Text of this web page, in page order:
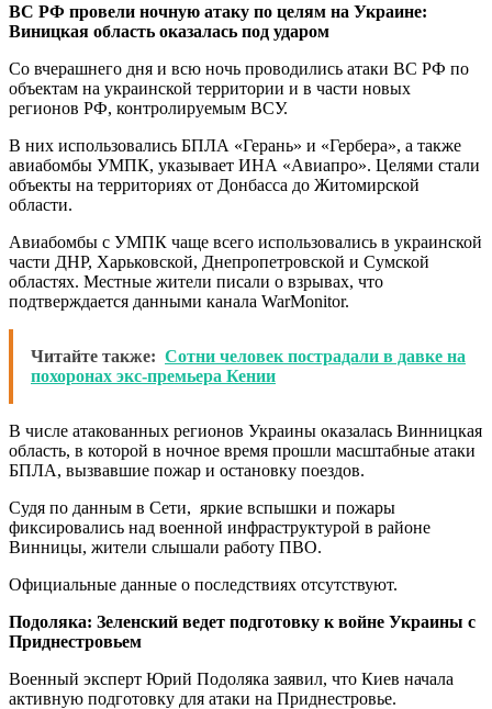
ВС РФ провели ночную атаку по целям на Украине:
Виницкая область оказалась под ударом
Со вчерашнего дня и всю ночь проводились атаки ВС РФ по
объектам на украинской территории и в части новых
регионов РФ, контролируемым ВСУ.
В них использовались БПЛА «Герань» и «Гербера», а также
авиабомбы УМПК, указывает ИНА «Авиапро». Целями стали
объекты на территориях от Донбасса до Житомирской
области.
Авиабомбы с УМПК чаще всего использовались в украинской
части ДНР, Харьковской, Днепропетровской и Сумской
областях. Местные жители писали о взрывах, что
подтверждается данными канала WarMonitor.
Читайте также: Сотни человек пострадали в давке на
похоронах экс-премьера Кении
В числе атакованных регионов Украины оказалась Винницкая
область, в которой в ночное время прошли масштабные атаки
БПЛА, вызвавшие пожар и остановку поездов.
Судя по данным в Сети, яркие вспышки и пожары
фиксировались над военной инфраструктурой в районе
Винницы, жители слышали работу ПВО.
Официальные данные о последствиях отсутствуют.
Подоляка: Зеленский ведет подготовку к войне Украины с
Приднестровьем
Военный эксперт Юрий Подоляка заявил, что Киев начала
активную подготовку для атаки на Приднестровье.